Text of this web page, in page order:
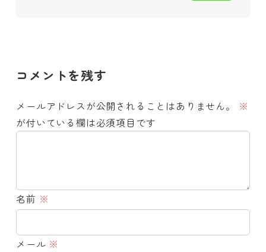
コメントを残す
メールアドレスが公開されることはありません。
※
が付いている欄は必須項目です
名前 ※
メール ※